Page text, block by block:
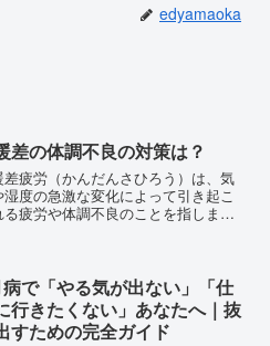
edyamaoka
差の体調不良の対策は？
差疲労（かんだんさひろう）は、気
湿度の急激な変化によって引き起こ
る疲労や体調不良のことを指しま
どが体調に影響を与え、...
で「やる気が出ない」「仕
行きたくない」あなたへ｜抜
すための完全ガイド